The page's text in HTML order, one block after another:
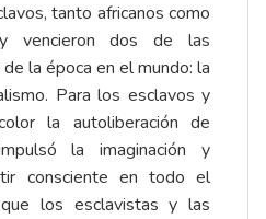
tanto africanos como
vencieron dos de las
la época en el mundo: la
Para los esclavos y
la autoliberación de
la imaginación y
consciente en todo el
los esclavistas y las